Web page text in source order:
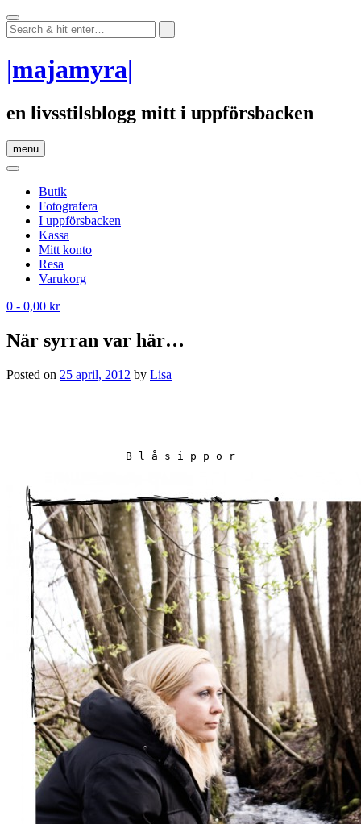
Skip
to
content
|majamyra|
en livsstilsblogg mitt i uppförsbacken
menu
Butik
Fotografera
I uppförsbacken
Kassa
Mitt konto
Resa
Varukorg
0 - 0,00 kr
När syrran var här…
Posted on 25 april, 2012 by Lisa
B l å s i p p o r